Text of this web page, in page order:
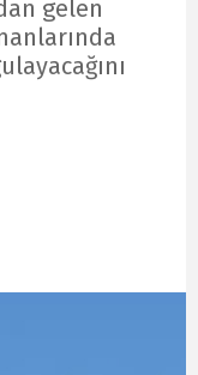
gelen